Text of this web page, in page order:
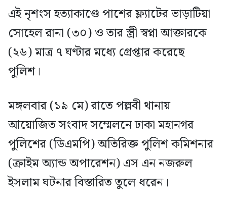
এই নৃশংস হত্যাকাণ্ডে পাশের ফ্ল্যাটের ভাড়াটিয়া
সোহেল রানা (৩০) ও তার স্ত্রী স্বপ্না আক্তারকে
(২৬) মাত্র ৭ ঘণ্টার মধ্যে গ্রেপ্তার করেছে
পুলিশ।
মঙ্গলবার (১৯ মে) রাতে পল্লবী থানায়
আয়োজিত সংবাদ সম্মেলনে ঢাকা মহানগর
পুলিশের (ডিএমপি) অতিরিক্ত পুলিশ কমিশনার
(ক্রাইম অ্যান্ড অপারেশন) এস এন নজরুল
ইসলাম ঘটনার বিস্তারিত তুলে ধরেন।